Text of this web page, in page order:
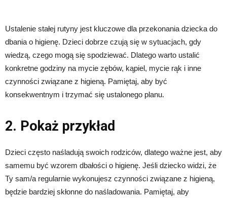
Ustalenie stałej rutyny jest kluczowe dla przekonania dziecka do
dbania o higienę. Dzieci dobrze czują się w sytuacjach, gdy
wiedzą, czego mogą się spodziewać. Dlatego warto ustalić
konkretne godziny na mycie zębów, kąpiel, mycie rąk i inne
czynności związane z higieną. Pamiętaj, aby być
konsekwentnym i trzymać się ustalonego planu.
2. Pokaż przykład
Dzieci często naśladują swoich rodziców, dlatego ważne jest, aby
samemu być wzorem dbałości o higienę. Jeśli dziecko widzi, że
Ty sam/a regularnie wykonujesz czynności związane z higieną,
będzie bardziej skłonne do naśladowania. Pamiętaj, aby